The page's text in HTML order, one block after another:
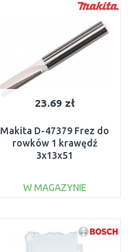
Do porównania
23.69 zł
Makita D-47379 Frez do
rowków 1 krawędź
3x13x51
W MAGAZYNIE
Do porównania